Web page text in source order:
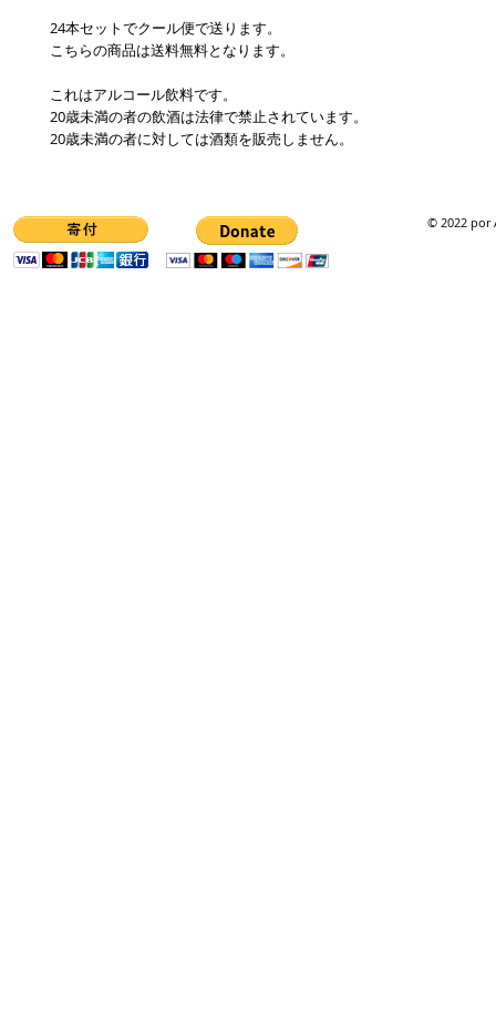
24本セットでクール便で送ります。
こちらの商品は送料無料となります。
これはアルコール飲料です。
20歳未満の者の飲酒は法律で禁止されています。
20歳未満の者に対しては酒類を販売しません。
© 2022 por